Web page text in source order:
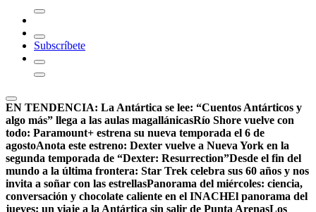
Subscríbete
EN TENDENCIA: La Antártica se lee: “Cuentos Antárticos y
algo más” llega a las aulas magallánicasRío Shore vuelve con
todo: Paramount+ estrena su nueva temporada el 6 de
agostoAnota este estreno: Dexter vuelve a Nueva York en la
segunda temporada de “Dexter: Resurrection”Desde el fin del
mundo a la última frontera: Star Trek celebra sus 60 años y nos
invita a soñar con las estrellasPanorama del miércoles: ciencia,
conversación y chocolate caliente en el INACHEl panorama del
jueves: un viaje a la Antártica sin salir de Punta ArenasLos